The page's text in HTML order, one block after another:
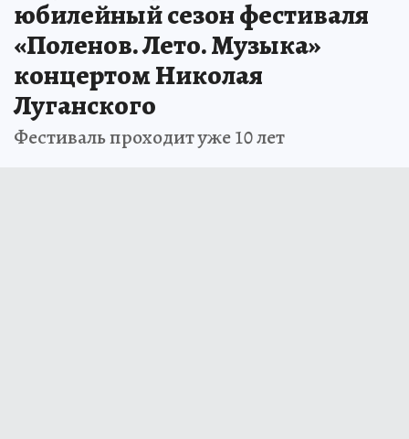
юбилейный сезон фестиваля
«Поленов. Лето. Музыка»
концертом Николая
Луганского
Фестиваль проходит уже 10 лет